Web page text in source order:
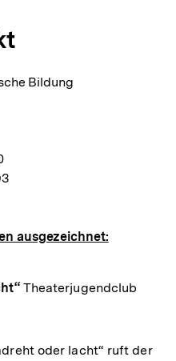
Bildung
ausgezeichnet:
Theaterjugendclub
oder lacht“ ruft der